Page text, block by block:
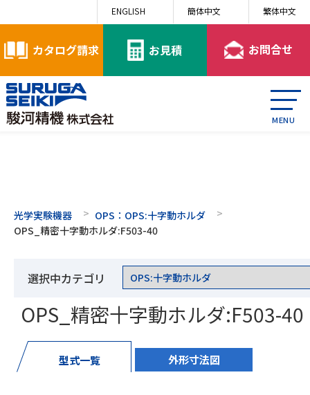
ENGLISH 簡体中文 繁体中文
カタログ請求 お見積 お問合せ
MENU
光学実験機器
OPS：OPS:十字動ホルダ
OPS_精密十字動ホルダ:F503-40
選択中カテゴリ
OPS_精密十字動ホルダ:F503-40
型式一覧 外形寸法図